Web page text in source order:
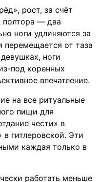
рост, за счёт
полтора — два
ноги удлиняются за
перемещается от таза
ноги
под коренных
впечатление.
на все ритуальные
пищи для
чести» в
гитлеровской. Эти
каждая только в
работать меньше